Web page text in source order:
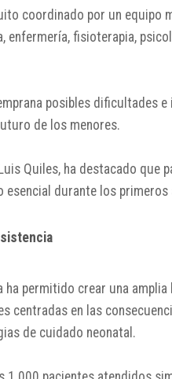
coordinado por un equipo
enfermería, fisioterapia,
posibles dificultades e
de los menores.
Quiles, ha destacado que
durante los primeros
permitido crear una
centradas en las
de cuidado neonatal.